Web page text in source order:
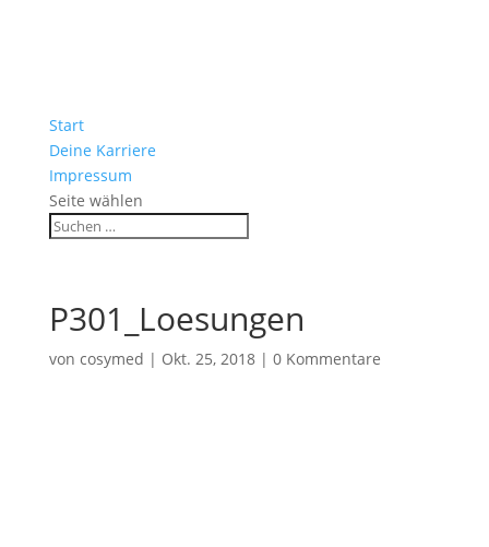
Start
Deine Karriere
Impressum
Seite wählen
P301_Loesungen
von cosymed | Okt. 25, 2018| 0 Kommentare